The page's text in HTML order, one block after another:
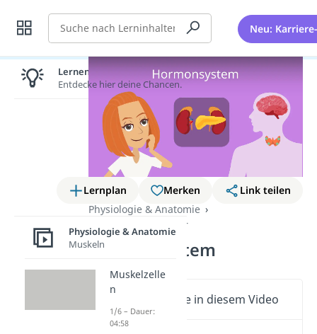
Suche Neu:
Lernplan Merken
Link teilen
Physiologie & Anatomie
Menschlicher Körper
Hormonsystem
Wichtige Inhalte in diesem Video
Lernen lohnt sich!
Entdecke hier deine Chancen.
Physiologie & Anatomie
Muskeln
Muskelzelle
n
1/6 – Dauer:
04:58